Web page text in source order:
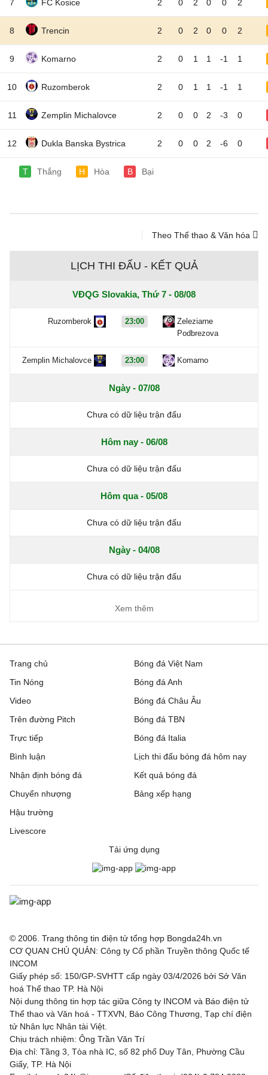
7 FC Kosice 2 0 2 0 0 2
8 Trencin 2 0 2 0 0 2
9 Komarno 2 0 1 1 -1 1
10 Ruzomberok 2 0 1 1 -1 1
11 Zemplin Michalovce 2 0 0 2 -3 0
12 Dukla Banska Bystrica 2 0 0 2 -6 0
T Thắng H Hòa B Bại
Theo Thể thao & Văn hóa
LỊCH THI ĐẤU - KẾT QUẢ
VĐQG Slovakia, Thứ 7 - 08/08
Ruzomberok 23:00
Zeleziarne
Podbrezova
Zemplin Michalovce 23:00 Komarno
Ngày - 07/08
Chưa có dữ liệu trận đấu
Hôm nay - 06/08
Chưa có dữ liệu trận đấu
Hôm qua - 05/08
Chưa có dữ liệu trận đấu
Ngày - 04/08
Chưa có dữ liệu trận đấu
Xem thêm
Trang chủ
Tin Nóng
Video
Trên đường Pitch
Trực tiếp
Bóng đá Việt Nam
Bóng đá Anh
Bóng đá Châu Âu
Bóng đá TBN
Bóng đá Italia
Bình luận
Nhận định bóng đá
Chuyển nhượng
Hậu trường
Livescore
Lịch thi đấu bóng đá hôm nay
Kết quả bóng đá
Bảng xếp hạng
Tải ứng dụng
© 2006. Trang thông tin điện tử tổng hợp Bongda24h.vn
CƠ QUAN CHỦ QUẢN: Công ty Cổ phần Truyền thông Quốc tế
INCOM
Giấy phép số: 150/GP-SVHTT cấp ngày 03/4/2026 bởi Sở Văn
hoá Thể thao TP. Hà Nội
Nội dung thông tin hợp tác giữa Công ty INCOM và Báo điện tử
Thể thao và Văn hoá - TTXVN, Báo Công Thương, Tạp chí điện
tử Nhân lực Nhân tài Việt.
Chịu trách nhiệm: Ông Trần Văn Trí
Địa chỉ: Tầng 3, Tòa nhà IC, số 82 phố Duy Tân, Phường Cầu
Giấy, TP. Hà Nội